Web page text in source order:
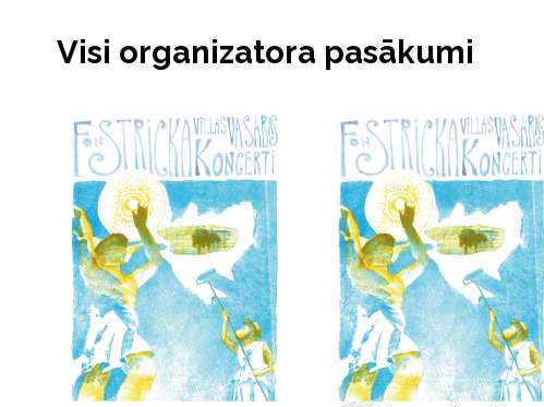
Pasākums var tikt fotogrāfēts un filmēts.
Visi organizatora pasākumi